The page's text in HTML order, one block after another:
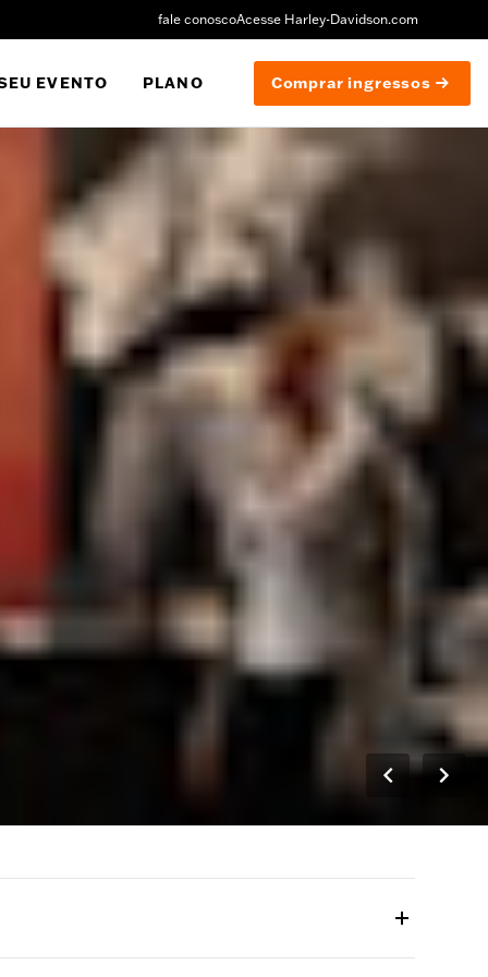
fale conoscoAcesse Harley-Davidson.com
EVENTO PLANO Comprar ingressos
das 10h às 17h. Observe que os horários